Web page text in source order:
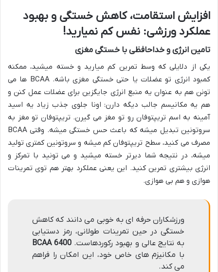
افزایش استقامت، کاهش خستگی و بهبود
عملکرد ورزشی: نفس کم نمیارید!
تامین انرژی و خداحافظی با خستگی مغزی
یکی از دلایلی که وسط تمرین کم میارید و خسته میشید، ممکنه
کمبود انرژی تو عضلات یا حتی خستگی مغزی باشه. BCAA ها می
تونن هم به عنوان یه منبع انرژی جایگزین برای عضلات عمل کنن و
هم یه مکانیسم جالب دیگه دارن: اونا جلوی جذب زیاد یه اسید
آمینه به اسم تریپتوفان رو تو مغز می گیرن. تریپتوفان تو مغز به
سروتونین تبدیل میشه که باعث حس خستگی میشه. وقتی BCAA
مصرف می کنید، سطح تریپتوفان کم میشه و سروتونین کمتری تولید
میشه، در نتیجه شما دیرتر خسته میشید و می تونید با تمرکز و
انرژی بیشتری تمرین کنید. این یعنی عملکرد بهتر هم توی تمرینات
هوازی و هم بی هوازی.
ورزشکاران حرفه ای به خوبی می دانند که کاهش
خستگی در حین تمرینات طولانی، رمز دستیابی
به نتایج عالی و بهبود رکوردهاست. BCAA 6400
با مکانیزم های خاص خود، این امکان را فراهم
می کند.